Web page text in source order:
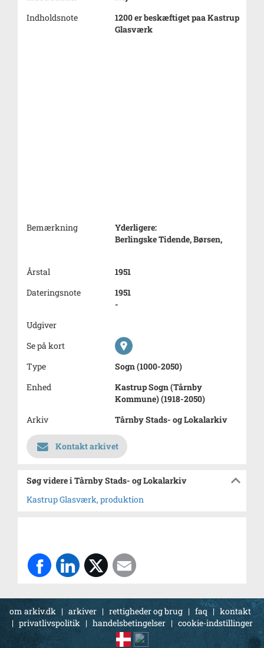
Indholdsnote
1200 er beskæftiget paa Kastrup
Glasværk
Bemærkning
Yderligere:
Berlingske Tidende, Børsen,
Årstal
1951
Dateringsnote
1951
-
Udgiver
Se på kort
Type
Sogn (1000-2050)
Enhed
Kastrup Sogn (Tårnby
Kommune) (1918-2050)
Arkiv
Tårnby Stads- og Lokalarkiv
Kontakt arkivet
Søg videre i Tårnby Stads- og Lokalarkiv
Kastrup Glasværk, produktion
om arkiv.dk | arkiver | rettigheder og brug | faq | kontakt
|privatlivspolitik | handelsbetingelser | cookie-indstillinger